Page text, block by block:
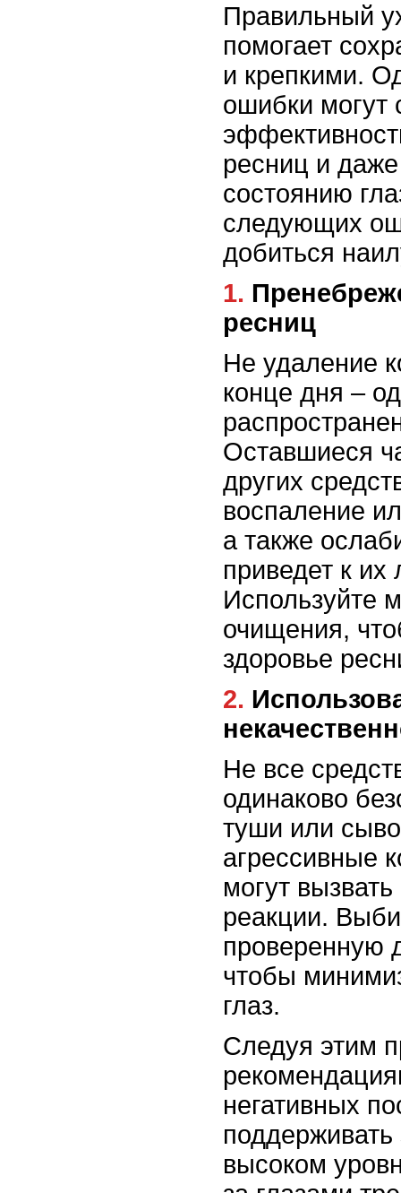
Правильный
помогает
и крепкими.
ошибки могут
ресниц и
состоянию
следующих
добиться
1. Пренебрежение очищением
ресниц
Не удаление
конце дня –
Оставшиеся
других
воспаление
а также
приведет к их
Используйте
очищения,
здоровье
2. Использование
Не все
одинаково
туши или
агрессивные
могут
реакции.
проверенную
чтобы
глаз.
Следуя этим
негативных
высоком